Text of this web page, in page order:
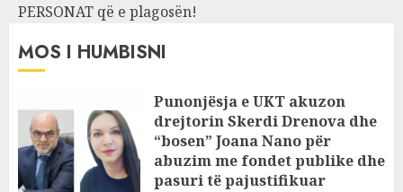
PERSONAT që e plagosën!
MOS I HUMBISNI
Punonjësja e UKT akuzon
drejtorin Skerdi Drenova dhe
“bosen” Joana Nano për
abuzim me fondet publike dhe
pasuri të pajustifikuar